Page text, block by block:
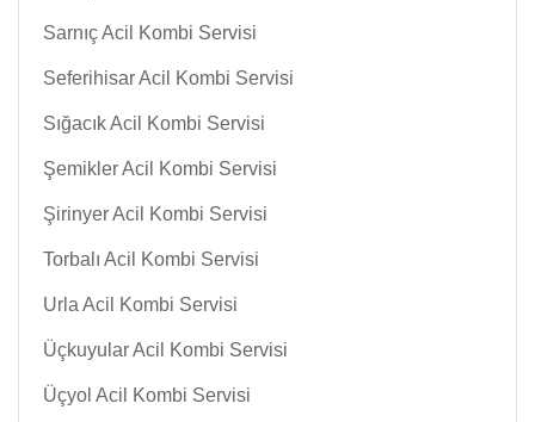
Sarnıç Acil Kombi Servisi
Seferihisar Acil Kombi Servisi
Sığacık Acil Kombi Servisi
Şemikler Acil Kombi Servisi
Şirinyer Acil Kombi Servisi
Torbalı Acil Kombi Servisi
Urla Acil Kombi Servisi
Üçkuyular Acil Kombi Servisi
Üçyol Acil Kombi Servisi